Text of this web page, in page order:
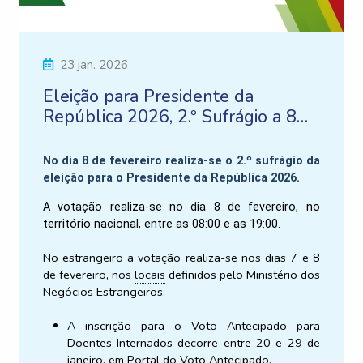
23 jan. 2026
Eleição para Presidente da
República 2026, 2.º Sufrágio a 8
No dia 8 de fevereiro realiza-se o 2.º sufrágio da
eleição para o Presidente da República 2026.
A votação realiza-se no dia 8 de fevereiro, no
território nacional, entre as 08:00 e as 19:00.
No estrangeiro a votação realiza-se nos dias 7 e 8
de fevereiro, nos locais definidos pelo Ministério dos
Negócios Estrangeiros.
A inscrição para o Voto Antecipado para
Doentes Internados decorre entre 20 e 29 de
janeiro, em Portal do Voto Antecipado.